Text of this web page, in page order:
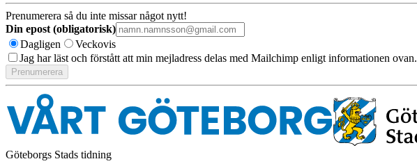
Prenumerera så du inte missar något nytt!
Din epost (obligatorisk)
Dagligen
Veckovis
Jag har läst och förstått att min mejladress delas med Mailchimp enligt informationen ovan.
Göteborgs Stads tidning